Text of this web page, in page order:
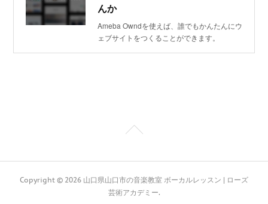
んか
Ameba Owndを使えば、誰でもかんたんにウ
ェブサイトをつくることができます。
Copyright © 2026 山口県山口市の音楽教室 ボーカルレッスン | ローズ
芸術アカデミー.